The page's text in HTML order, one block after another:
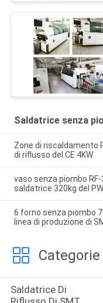
Saldatrice senza
Zone di riscaldamento
di riflusso del CE 4KW
vaso senza piombo
saldatrice 320kg del
6 forno senza piombo
linea di produzione di
Saldatrice Di